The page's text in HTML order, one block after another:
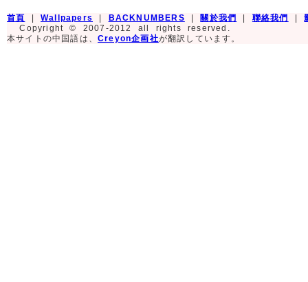
首頁 |Wallpapers BACKNUMBERS 關於我們 聯絡我們 |
Copyright © 2007-2012 all rights reserved.
本サイトの中国語は、 Creyon企画社が翻訳しています。